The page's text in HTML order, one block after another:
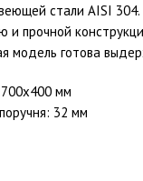
стали AISI
и прочной
модель готова
мм
32 мм